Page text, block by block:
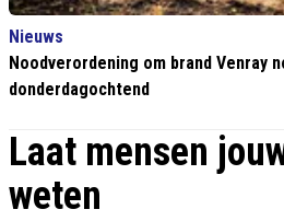
Nieuws
Noodverordening om brand Venray
donderdagochtend
Laat mensen
weten